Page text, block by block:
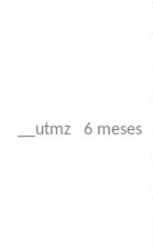
__utmz 6 meses